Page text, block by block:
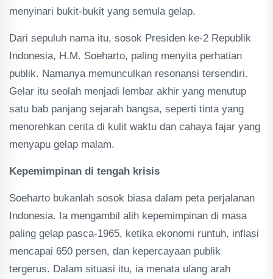
menyinari bukit-bukit yang semula gelap.
Dari sepuluh nama itu, sosok Presiden ke-2 Republik
Indonesia, H.M. Soeharto, paling menyita perhatian
publik. Namanya memunculkan resonansi tersendiri.
Gelar itu seolah menjadi lembar akhir yang menutup
satu bab panjang sejarah bangsa, seperti tinta yang
menorehkan cerita di kulit waktu dan cahaya fajar yang
menyapu gelap malam.
Kepemimpinan di tengah krisis
‎Soeharto bukanlah sosok biasa dalam peta perjalanan
Indonesia. Ia mengambil alih kepemimpinan di masa
paling gelap pasca-1965, ketika ekonomi runtuh, inflasi
mencapai 650 persen, dan kepercayaan publik
tergerus. Dalam situasi itu, ia menata ulang arah